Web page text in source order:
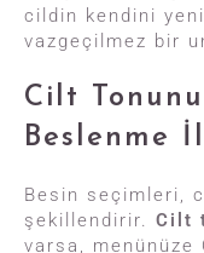
cildin kendini
vazgeçilmez bir
Cilt
Beslenme
Besin seçimleri,
şekillendirir. Cilt
varsa, menünüze